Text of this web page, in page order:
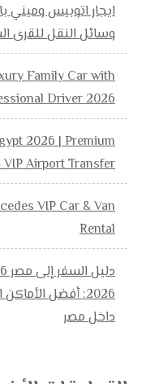
ايجار اتوبيس
وسائل النقل للقرى
Family Car with
Driver 2026
2026 | Premium
Airport Transfer
VIP Car & Van
Rental
2026: أفضل
داخل مصر